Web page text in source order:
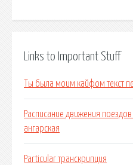
Links to Important Stuff
Ты была моим кайфом текст
Расписание движения
ангарская
Particular транскрипция